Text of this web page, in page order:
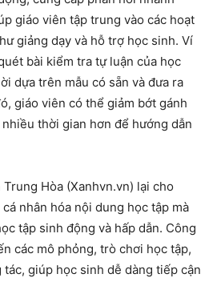
giáo viên tập trung vào các hoạt
giảng dạy và hỗ trợ học sinh. Ví
bài kiểm tra tự luận của học
dựa trên mẫu có sẵn và đưa ra
giáo viên có thể giảm bớt gánh
thời gian hơn để hướng dẫn
Hòa (Xanhvn.vn) lại cho
nhân hóa nội dung học tập mà
tập sinh động và hấp dẫn. Công
các mô phỏng, trò chơi học tập,
giúp học sinh dễ dàng tiếp cận